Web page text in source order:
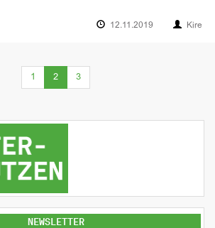
12.11.2019 Kire
1 2(current)
3
NEWSLETTER